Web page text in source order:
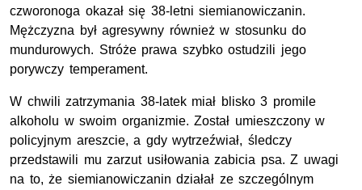
czworonoga okazał się 38-letni siemianowiczanin.
Mężczyzna był agresywny również w stosunku do
mundurowych. Stróże prawa szybko ostudzili jego
porywczy temperament.
W chwili zatrzymania 38-latek miał blisko 3 promile
alkoholu w swoim organizmie. Został umieszczony w
policyjnym areszcie, a gdy wytrzeźwiał, śledczy
przedstawili mu zarzut usiłowania zabicia psa. Z uwagi
na to, że siemianowiczanin działał ze szczególnym